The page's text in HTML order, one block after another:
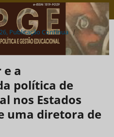
Publicação Contínua /
a
política de
nos Estados
uma diretora de